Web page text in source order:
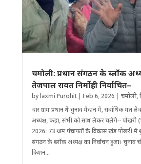
चमोली: प्रधान संगठन के ब्लॉक
तेजपाल रावत निर्मोही निर्वाचित–
bylaxmi Purohit| Feb 6, 2026 | चमोली,
चार ग्राम प्रधान थे चुनाव मैदान में, सर्वा​धिक मत
अध्यक्ष, कहा, सभी को साथ लेकर चलेंगे-- पोखरी
2026: 73 ग्राम पंचायतों के विकास खंड पोखरी में
संगठन के ब्लॉक अध्यक्ष का निर्वाचन हुआ। चुनाव
किशन...